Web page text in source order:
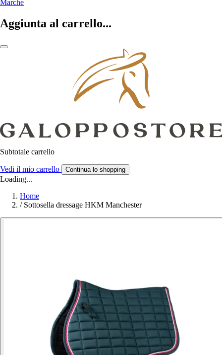
Marche
Aggiunta al carrello...
Subtotale carrello
Vedi il mio carrello Continua lo shopping
Loading...
Home
/ Sottosella dressage HKM Manchester